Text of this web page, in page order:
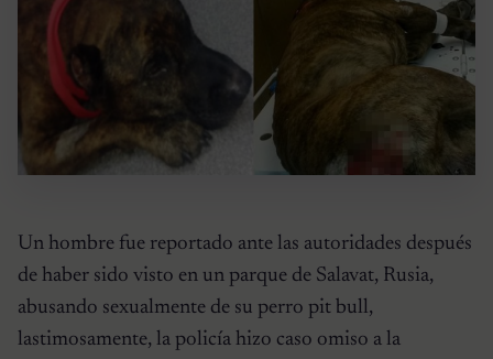
Un hombre fue reportado ante las autoridades después
de haber sido visto en un parque de Salavat, Rusia,
abusando sexualmente de su perro pit bull,
lastimosamente, la policía hizo caso omiso a la